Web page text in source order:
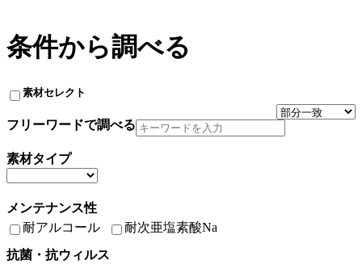
条件から調べる
素材セレクト
フリーワードで調べる
素材タイプ
メンテナンス性
耐アルコール
耐次亜塩素酸Na
抗菌・抗ウィルス